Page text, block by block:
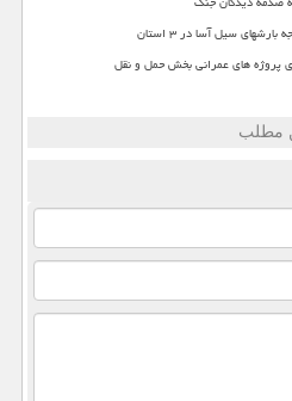
پروژه های عمرانی بخش حمل و نقل
مطلب